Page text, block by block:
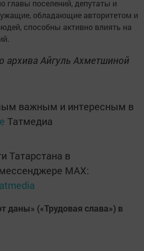
главы поселений, депутаты и
обладающие авторитетом и
способны активно влиять на
архива Айгуль Ахметшиной
важным и интересным в
Татмедиа
Татарстана в
MАХ:
даны» («Трудовая слава») в